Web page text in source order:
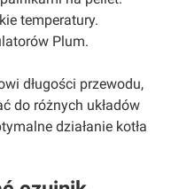
temperatury.
Plum.
długości przewodu,
do różnych układów
działanie kotła